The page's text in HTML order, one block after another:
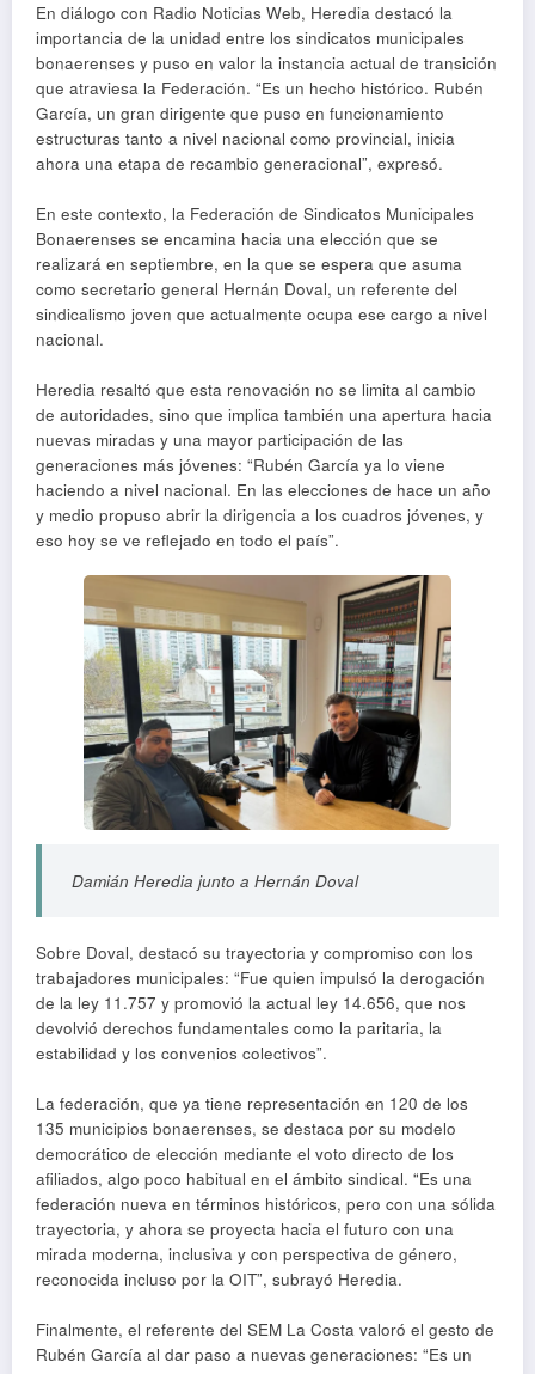
En diálogo con Radio Noticias Web, Heredia destacó la
importancia de la unidad entre los sindicatos municipales
bonaerenses y puso en valor la instancia actual de transición
que atraviesa la Federación. “Es un hecho histórico. Rubén
García, un gran dirigente que puso en funcionamiento
estructuras tanto a nivel nacional como provincial, inicia
ahora una etapa de recambio generacional”, expresó.
En este contexto, la Federación de Sindicatos Municipales
Bonaerenses se encamina hacia una elección que se
realizará en septiembre, en la que se espera que asuma
como secretario general Hernán Doval, un referente del
sindicalismo joven que actualmente ocupa ese cargo a nivel
nacional.
Heredia resaltó que esta renovación no se limita al cambio
de autoridades, sino que implica también una apertura hacia
nuevas miradas y una mayor participación de las
generaciones más jóvenes: “Rubén García ya lo viene
haciendo a nivel nacional. En las elecciones de hace un año
y medio propuso abrir la dirigencia a los cuadros jóvenes, y
eso hoy se ve reflejado en todo el país”.
Damián Heredia junto a Hernán Doval
Sobre Doval, destacó su trayectoria y compromiso con los
trabajadores municipales: “Fue quien impulsó la derogación
de la ley 11.757 y promovió la actual ley 14.656, que nos
devolvió derechos fundamentales como la paritaria, la
estabilidad y los convenios colectivos”.
La federación, que ya tiene representación en 120 de los
135 municipios bonaerenses, se destaca por su modelo
democrático de elección mediante el voto directo de los
afiliados, algo poco habitual en el ámbito sindical. “Es una
federación nueva en términos históricos, pero con una sólida
trayectoria, y ahora se proyecta hacia el futuro con una
mirada moderna, inclusiva y con perspectiva de género,
reconocida incluso por la OIT”, subrayó Heredia.
Finalmente, el referente del SEM La Costa valoró el gesto de
Rubén García al dar paso a nuevas generaciones: “Es un